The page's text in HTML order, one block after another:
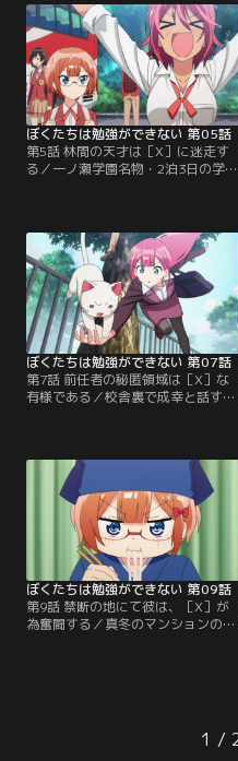
成幸に続けて欲しい文乃たちは、テ
スト勉強にさらに意欲を高める！後
日、成幸は理珠に頼まれて彼女の家
が経営する「緒方うどん」を訪れ
る。店を離れることができない理珠
の勉強を見るためだ。【提供：バン
ダイチャンネル】
ぼくたちは勉強ができない 第05話
第5話 林間の天才は［X］に迷走す
る／一ノ瀬学園名物・2泊3日の学習
い。成幸と文乃たちの楽しそうな様
子を見て不機嫌になり、ついには一
方的にキレて合宿所を飛び出してし
まった！夕方、理珠がいないことを
紗和子から聞いた成幸は、理珠を探
しに外へ。【提供：バンダイチャン
ネル】
ぼくたちは勉強ができない 第07話
第7話 前任者の秘匿領域は［X］な
有様である／校舎裏で成幸と話す
な理珠を怒らせてしまったと慌てる
文乃。文乃はさっきのハグをチャラ
にしようと…？放課後、猫を助けて
ケガをした真冬を送るため、成幸は
彼女の部屋を訪れることに。【提
供：バンダイチャンネル】
ぼくたちは勉強ができない 第09話
第9話 禁断の地にて彼は、［X］が
為奮闘する／真冬のマンションの前
を通りかかった成幸は、彼女に呼び
るまでと引き留められる成幸だが、
そこに出前で理珠が訪れた！【提
1